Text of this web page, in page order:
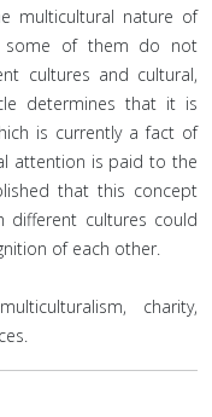
multicultural nature of
some of them do not
cultures and cultural,
determines that it is
is currently a fact of
attention is paid to the
that this concept
different cultures could
of each other.
charity,